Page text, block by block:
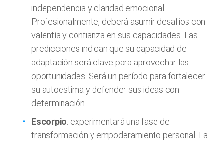
independencia y claridad emocional.
Profesionalmente, deberá asumir desafíos con
valentía y confianza en sus capacidades. Las
predicciones indican que su capacidad de
adaptación será clave para aprovechar las
oportunidades. Será un período para fortalecer
su autoestima y defender sus ideas con
determinación
Escorpio: experimentará una fase de
transformación y empoderamiento personal. La